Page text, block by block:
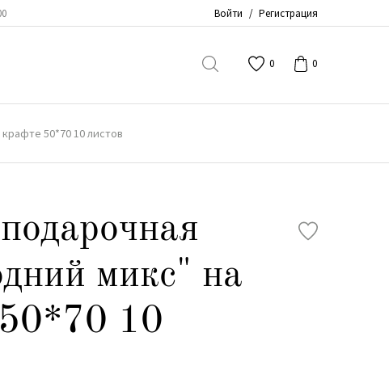
Войти / Регистрация
0 0
50*70 10 листов
микс" на
10